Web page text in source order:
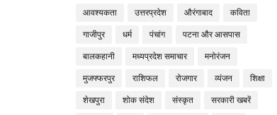
आवश्यकता
उत्तरप्रदेश औरंगाबाद
कविता
गाजीपुर
धर्म पंचांग
पटना और आसपास
बालकहानी
मध्यप्रदेश समाचार
मनोरंजन
मुजफ्फरपुर
राशिफल रोजगार व्यंजन
शिक्षा
शेखपुरा
शोक संदेश संस्कृत
सरकारी खबरें